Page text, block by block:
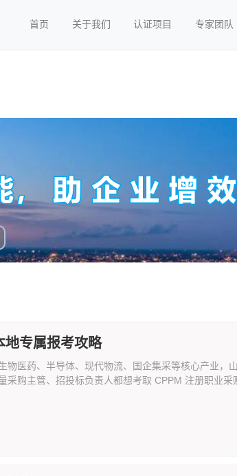
首页 关于我们 认证项目 专家团队
地专属报考攻略
物医药、半导体、现代物流、国企集采等核心产业，
采购主管、招投标负责人都想考取 CPPM 注册职业